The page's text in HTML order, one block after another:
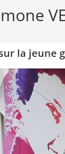
la jeune